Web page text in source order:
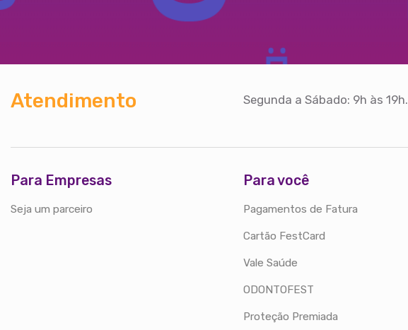
Atendimento Segunda a Sábado: 9h às 19h.
Para Empresas
Seja um parceiro
Para você
Pagamentos de Fatura
Cartão FestCard
Vale Saúde
ODONTOFEST
Proteção Premiada